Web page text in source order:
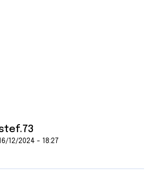
16/12/2024 - 18:27